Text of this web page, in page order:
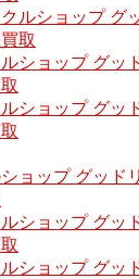
ルショップ グ
取
ショップ グッ
ショップ グッ
ョップ グッド
ショップ グッ
ショップ グッ